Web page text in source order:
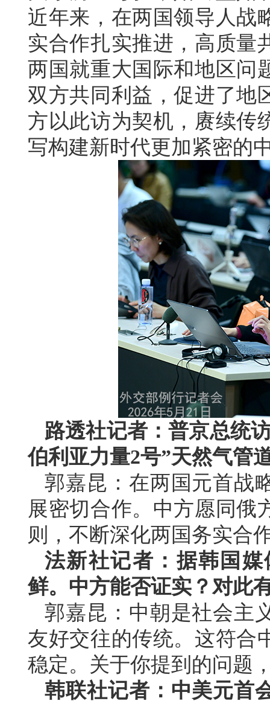
近年来，在两国领导人战
实合作扎实推进，高质量
两国就重大国际和地区问
双方共同利益，促进了地
方以此访为契机，赓续传
写构建新时代更加紧密的
路透社记者：普京总统
伯利亚力量2号”天然气管
郭嘉昆：在两国元首战
展密切合作。中方愿同俄
则，不断深化两国务实合
法新社记者：据韩国
鲜。中方能否证实？对此
郭嘉昆：中朝是社会主
友好交往的传统。这符合
稳定。关于你提到的问题
韩联社记者：中美元首